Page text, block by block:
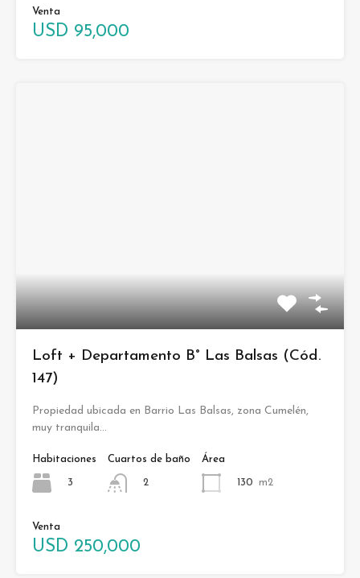
Venta
USD 95,000
Loft + Departamento B° Las Balsas (Cód.
147)
Propiedad ubicada en Barrio Las Balsas, zona Cumelén,
muy tranquila…
Habitaciones
3
Cuartos de baño
2
Área
130 m2
Venta
USD 250,000